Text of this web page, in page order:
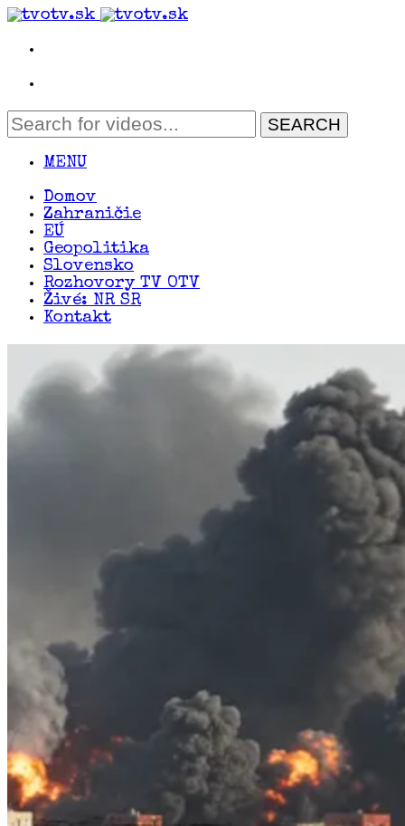
MENU
Domov
Zahraničie
EÚ
Geopolitika
Slovensko
Rozhovory TV OTV
Živé: NR SR
Kontakt